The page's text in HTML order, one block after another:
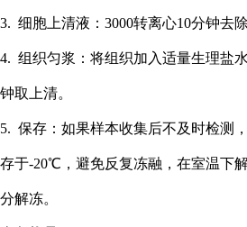
3. 细胞上清液：3000转离心10分钟去
4. 组织匀浆：将组织加入适量生理盐
钟取上清。
5. 保存：如果样本收集后不及时检测
存于-20℃，避免反复冻融，在室温下
分解冻。